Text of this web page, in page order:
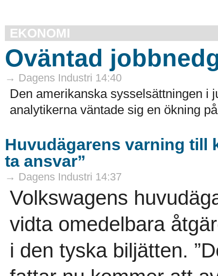
EKONOMI
Oväntad
→ Dagens Industri 14:40
Den amerikanska sysselsättningen i
analytikerna väntade sig en ökning
Huvudägarens varning till
ta ansvar”
→ Dagens Industri 14:37
Volkswagens
vidta omedelbara
i den tyska biljätten.